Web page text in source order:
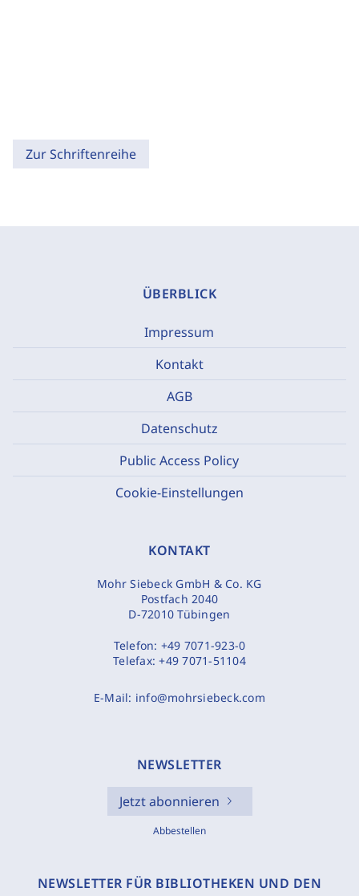
Zur Schriftenreihe
ÜBERBLICK
Impressum
Kontakt
AGB
Datenschutz
Public Access Policy
Cookie-Einstellungen
KONTAKT
Mohr Siebeck GmbH & Co. KG
Postfach 2040
D-72010 Tübingen
Telefon: +49 7071-923-0
Telefax:+49 7071-51104
E-Mail: info@mohrsiebeck.com
NEWSLETTER
Jetzt abonnieren
Abbestellen
NEWSLETTER FÜR BIBLIOTHEKEN UND DEN